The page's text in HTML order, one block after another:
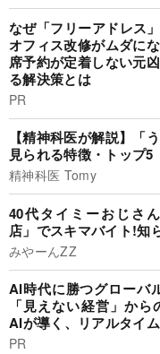
なぜ「フリーアドレス
オフィス改修がムダに
席予約が定着しない元
る解決策とは
PR
【精神科医が解説】「
見られる特徴・トップ5
精神科医 Tomy
40代タイミーおじさ
店」でスキマバイト!知
みやーんZZ
AI時代に勝つグローバ
「見えない経営」か
AIが導く、リアルタイ
PR